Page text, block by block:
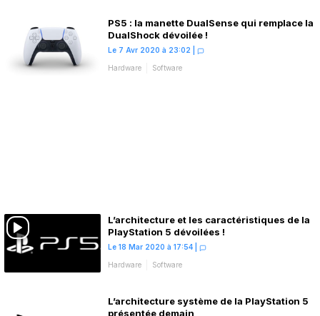
PS5 : la manette DualSense qui remplace la
DualShock dévoilée !
Le 7 Avr 2020 à 23:02
Hardware Software
L’architecture et les caractéristiques de la
PlayStation 5 dévoilées !
Le 18 Mar 2020 à 17:54
Hardware Software
L’architecture système de la PlayStation 5
présentée demain